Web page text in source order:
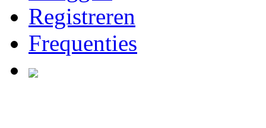
Registreren
Frequenties